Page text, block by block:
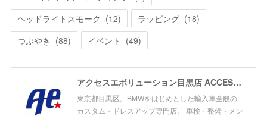
ヘッドライトスモーク (12) ラッピング (18)
つぶやき (88) イベント (49)
アクセスエボリューション目黒店 ACCESS EVOLUTION MEGURO
東京都目黒区。BMWをはじめとした輸入車全般の
カスタム・ドレスアップ専門店。 車検・整備・メン